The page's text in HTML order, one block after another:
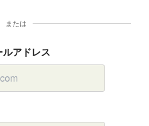
または
アドレス